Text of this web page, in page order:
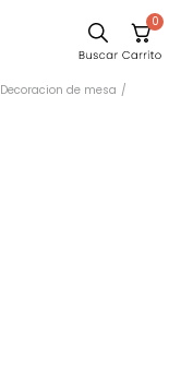
0
Decoracion de mesa